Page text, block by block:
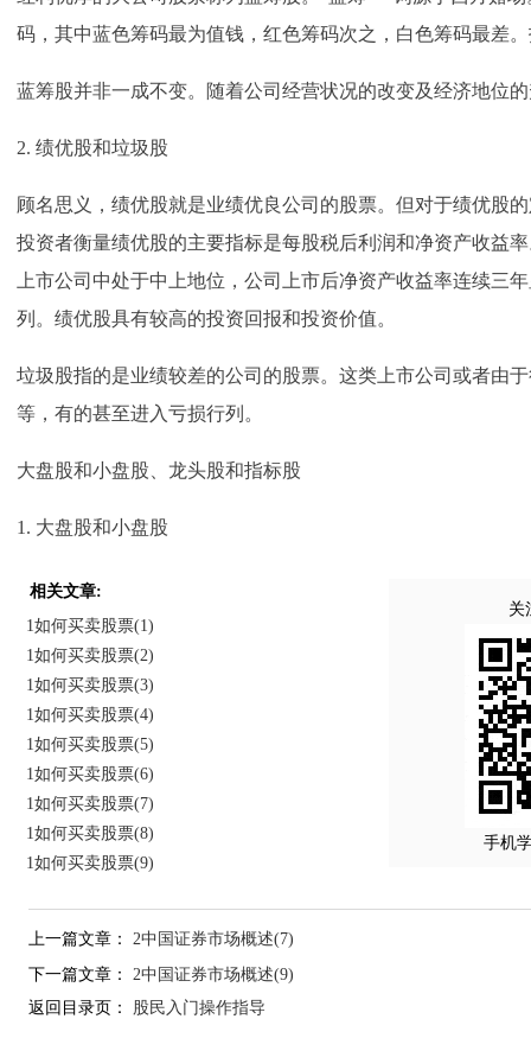
码，其中蓝色筹码最为值钱，红色筹码次之，白色筹码最差
蓝筹股并非一成不变。随着公司经营状况的改变及经济地位
2. 绩优股和垃圾股
顾名思义，绩优股就是业绩优良公司的股票。但对于绩优股
投资者衡量绩优股的主要指标是每股税后利润和净资产收益
上市公司中处于中上地位，公司上市后净资产收益率连续三
列。绩优股具有较高的投资回报和投资价值。
垃圾股指的是业绩较差的公司的股票。这类上市公司或者由
等，有的甚至进入亏损行列。
大盘股和小盘股、龙头股和指标股
1. 大盘股和小盘股
相关文章:
1如何买卖股票(1)
1如何买卖股票(2)
1如何买卖股票(3)
1如何买卖股票(4)
1如何买卖股票(5)
1如何买卖股票(6)
1如何买卖股票(7)
1如何买卖股票(8)
1如何买卖股票(9)
关
手机
上一篇文章： 2中国证券市场概述(7)
下一篇文章： 2中国证券市场概述(9)
返回目录页： 股民入门操作指导